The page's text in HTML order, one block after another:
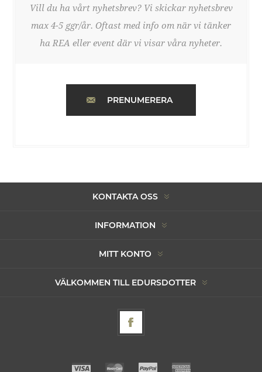
Vill du ha vårt nyhetsbrev? Vi skickar nyhetsbrev
max 4-5 ggr/år. Oftast med info om när vi tänker
ha REA eller event där vi visar våra nyheter.
PRENUMERERA
KONTAKTA OSS
INFORMATION
MITT KONTO
VÄLKOMMEN TILL EDURSDOTTER